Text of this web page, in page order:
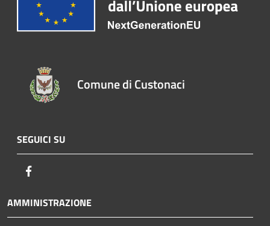
Comune di Custonaci
SEGUICI SU
AMMINISTRAZIONE